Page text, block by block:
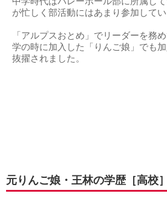
が忙しく部活動にはあまり参加してい
「アルプスおとめ」でリーダーを務
学の時に加入した「りんご娘」でも
抜擢されました。
元りんご娘・王林の学歴［高校］